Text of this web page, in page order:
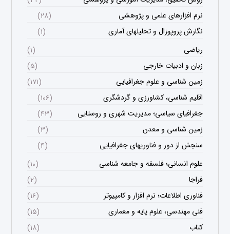
نرم افزارهای علمی و پژوهشی
(۲۸)
نگارش پروپوزال و تحلیلهای آماری
(۱)
ریاضی
(۱)
زبان و ادبیات خارجی
(۵)
زمین شناسی و علوم جغرافیایی
(۱۷۱)
اقلیم شناسی، کشاورزی و گردشگری
(۱۰۶)
جغرافیای سیاسی؛ مدیریت شهری و روستایی
(۴۳)
زمین شناسی و معدن
(۳)
سنجش از دور و فناوریهای جغرافیایی
(۴)
علوم انسانی؛ فلسفه و جامعه شناسی
(۱۰)
فراجا
(۲)
فناوری اطلاعات؛ نرم افزار و کامپیوتر
(۱۶)
فنی مهندسی، علوم پایه و معماری
(۱۵)
کتاب
(۱۸)